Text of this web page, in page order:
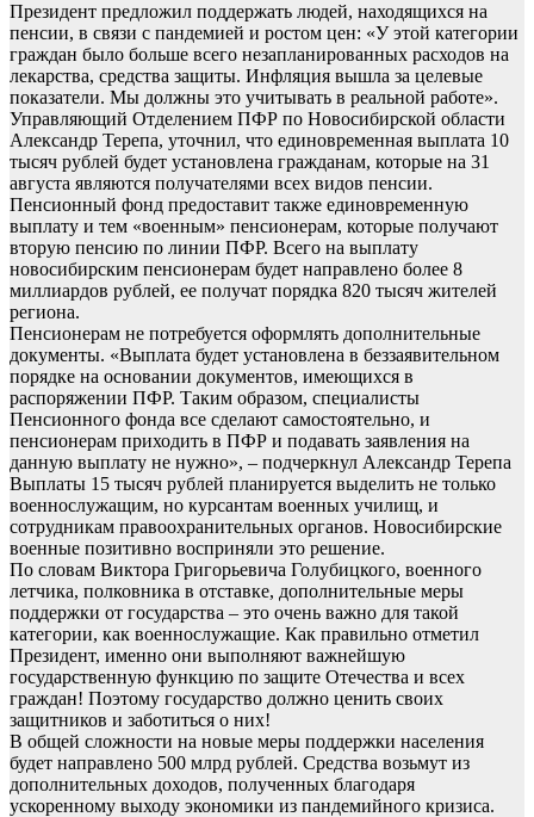
Президент предложил поддержать людей, находящихся на
пенсии, в связи с пандемией и ростом цен: «У этой категории
граждан было больше всего незапланированных расходов на
лекарства, средства защиты. Инфляция вышла за целевые
показатели. Мы должны это учитывать в реальной работе».
Управляющий Отделением ПФР по Новосибирской области
Александр Терепа, уточнил, что единовременная выплата 10
тысяч рублей будет установлена гражданам, которые на 31
августа являются получателями всех видов пенсии.
Пенсионный фонд предоставит также единовременную
выплату и тем «военным» пенсионерам, которые получают
вторую пенсию по линии ПФР. Всего на выплату
новосибирским пенсионерам будет направлено более 8
миллиардов рублей, ее получат порядка 820 тысяч жителей
региона.
Пенсионерам не потребуется оформлять дополнительные
документы. «Выплата будет установлена в беззаявительном
порядке на основании документов, имеющихся в
распоряжении ПФР. Таким образом, специалисты
Пенсионного фонда все сделают самостоятельно, и
пенсионерам приходить в ПФР и подавать заявления на
данную выплату не нужно», – подчеркнул Александр Терепа
Выплаты 15 тысяч рублей планируется выделить не только
военнослужащим, но курсантам военных училищ, и
сотрудникам правоохранительных органов. Новосибирские
военные позитивно восприняли это решение.
По словам Виктора Григорьевича Голубицкого, военного
летчика, полковника в отставке, дополнительные меры
поддержки от государства – это очень важно для такой
категории, как военнослужащие. Как правильно отметил
Президент, именно они выполняют важнейшую
государственную функцию по защите Отечества и всех
граждан! Поэтому государство должно ценить своих
защитников и заботиться о них!
В общей сложности на новые меры поддержки населения
будет направлено 500 млрд рублей. Средства возьмут из
дополнительных доходов, полученных благодаря
ускоренному выходу экономики из пандемийного кризиса.